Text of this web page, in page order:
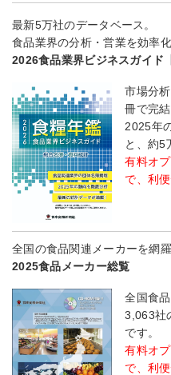
最新5万社のデータベース。
食品業界の分析・営業を効率化
2026食品業界ビジネスガイド
市場分
冊で完結
2025年
と、約5
有料オ
で、利
全国の食品関連メーカーを
2025食品メーカー総覧
全国食
3,063社
です。
有料オ
で、利